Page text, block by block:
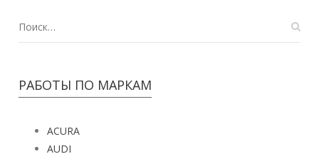
РАБОТЫ ПО МАРКАМ
ACURA
AUDI